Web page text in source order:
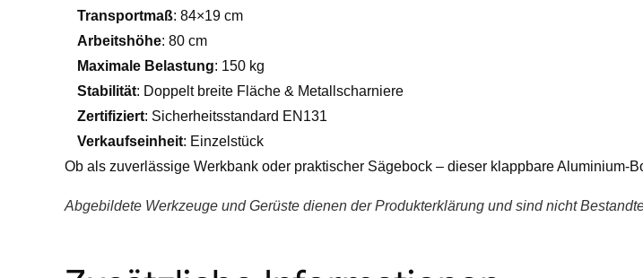
Transportmaß: 84×19 cm
Arbeitshöhe: 80 cm
Maximale Belastung: 150 kg
Stabilität: Doppelt breite Fläche & Metallscharniere
Zertifiziert: Sicherheitsstandard EN131
Verkaufseinheit: Einzelstück
Ob als zuverlässige Werkbank oder praktischer Sägebock – dieser klappbare Aluminium-
Abgebildete Werkzeuge und Gerüste dienen der Produkterklärung und sind nicht